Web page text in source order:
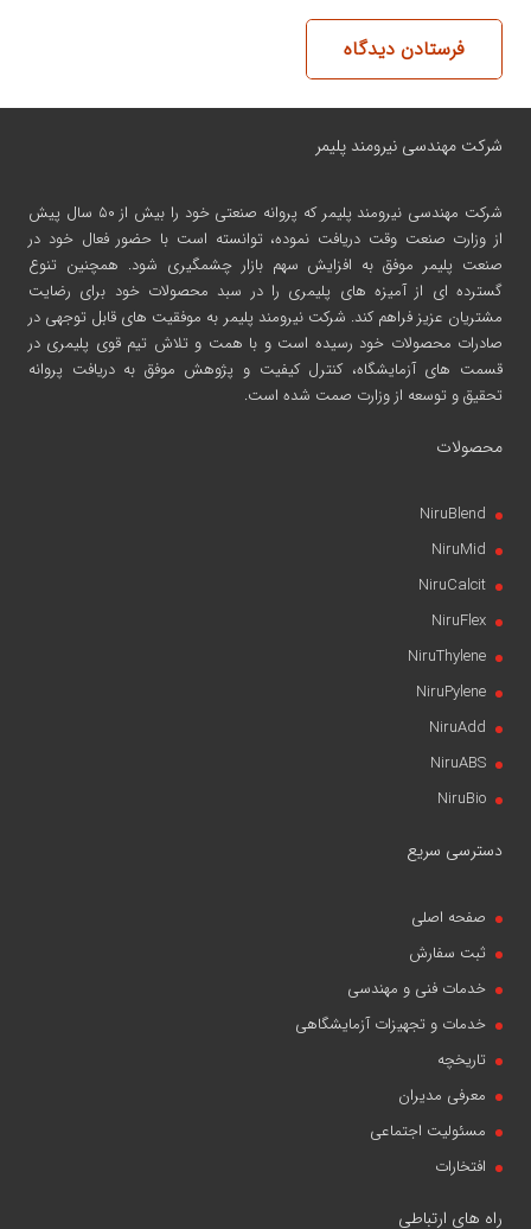
فرستادن دیدگاه
شرکت مهندسی نیرومند پلیمر
شرکت مهندسی نیرومند پلیمر
که پروانه صنعتی خود را بیش از ۵۰ سال پیش
از وزارت صنعت وقت دریافت نموده، توانسته است با حضور فعال خود در
صنعت پلیمر موفق به افزایش سهم بازار چشمگیری شود. همچنین تنوع
گسترده ای از آمیزه های پلیمری را در سبد محصولات خود برای رضایت
مشتریان عزیز فراهم کند. شرکت نیرومند پلیمر به موفقیت های قابل توجهی در
صادرات محصولات خود رسیده است و با همت و تلاش تیم قوی پلیمری در
قسمت های آزمایشگاه، کنترل کیفیت و پژوهش موفق به دریافت پروانه
تحقیق و توسعه از وزارت صمت شده است.
محصولات
NiruBlend
NiruMid
NiruCalcit
NiruFlex
NiruThylene
NiruPylene
NiruAdd
NiruABS
NiruBio
دسترسی سریع
صفحه اصلی
ثبت سفارش
خدمات فنی و مهندسی
خدمات و تجهیزات آزمایشگاهی
تاریخچه
معرفی مدیران
مسئولیت اجتماعی
افتخارات
راه های ارتباطی